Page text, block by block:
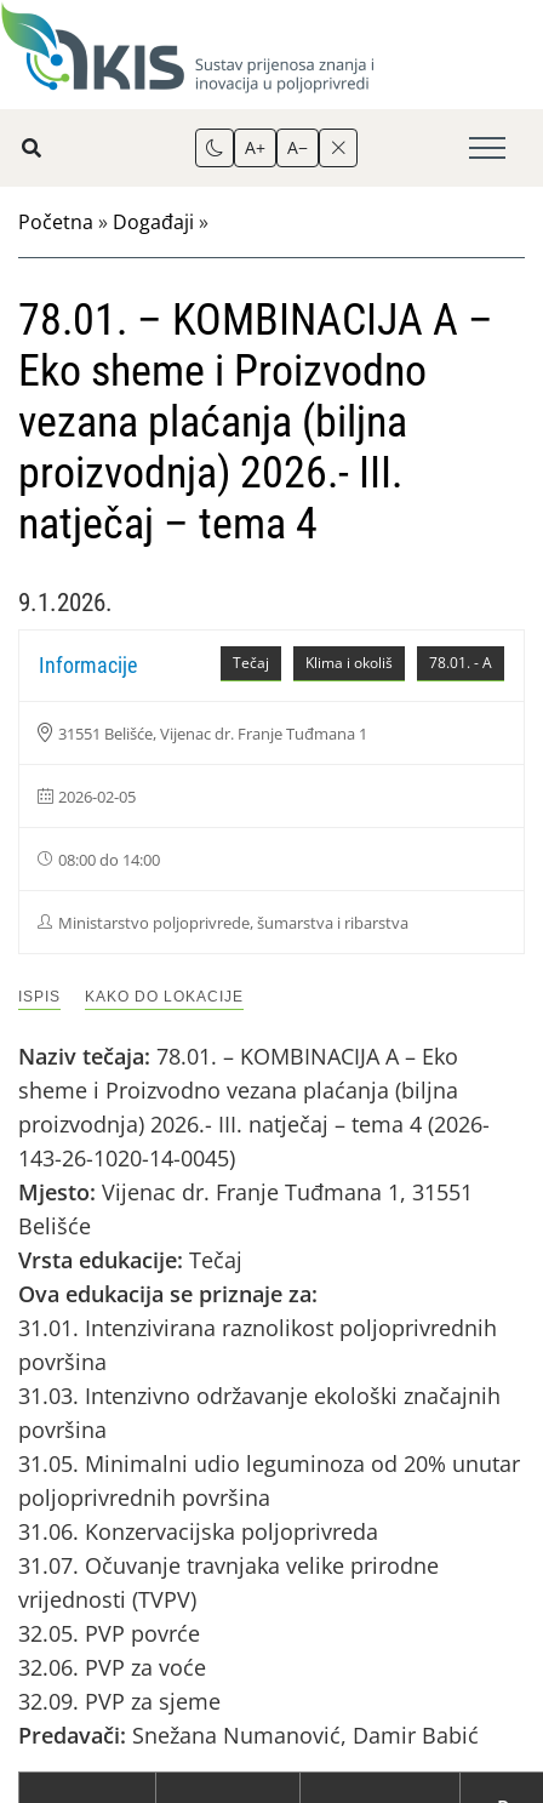
A+ A−
Početna » Događaji »
78.01. – KOMBINACIJA A –
Eko sheme i Proizvodno
vezana plaćanja (biljna
proizvodnja) 2026.- III.
natječaj – tema 4
9.1.2026.
78.01. - A
Klima i okoliš
Tečaj
Informacije
31551 Belišće, Vijenac dr. Franje Tuđmana 1
2026-02-05
08:00 do 14:00
Ministarstvo poljoprivrede, šumarstva i ribarstva
ISPIS KAKO DO LOKACIJE
Naziv tečaja: 78.01. – KOMBINACIJA A – Eko
sheme i Proizvodno vezana plaćanja (biljna
proizvodnja) 2026.- III. natječaj – tema 4 (2026-
143-26-1020-14-0045)
Mjesto: Vijenac dr. Franje Tuđmana 1, 31551
Belišće
Vrsta edukacije: Tečaj
Ova edukacija se priznaje za:
31.01. Intenzivirana raznolikost poljoprivrednih
površina
31.03. Intenzivno održavanje ekološki značajnih
površina
31.05. Minimalni udio leguminoza od 20% unutar
poljoprivrednih površina
31.06. Konzervacijska poljoprivreda
31.07. Očuvanje travnjaka velike prirodne
vrijednosti (TVPV)
32.05. PVP povrće
32.06. PVP za voće
32.09. PVP za sjeme
Predavači: Snežana Numanović, Damir Babić